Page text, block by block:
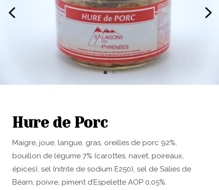
Hure de Porc
Maigre, joue, langue, gras, oreilles de porc 92%,
bouillon de légume 7% (carottes, navet, poireaux,
épices), sel (nitrite de sodium E250), sel de Salies de
Béarn, poivre, piment d’Espelette AOP 0,05%.